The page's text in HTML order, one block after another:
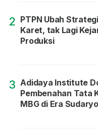
2 PTPN Ubah
Karet, tak Lagi
Produksi
3 Adidaya Institute
Pembenahan Tata
MBG di Era